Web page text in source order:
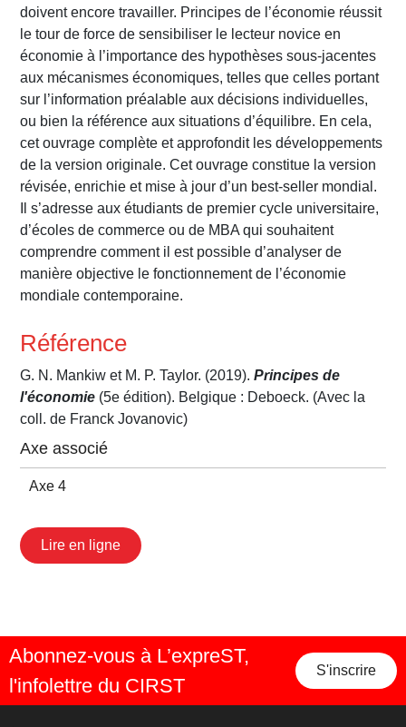
doivent encore travailler. Principes de l’économie réussit
le tour de force de sensibiliser le lecteur novice en
économie à l’importance des hypothèses sous-jacentes
aux mécanismes économiques, telles que celles portant
sur l’information préalable aux décisions individuelles,
ou bien la référence aux situations d’équilibre. En cela,
cet ouvrage complète et approfondit les développements
de la version originale. Cet ouvrage constitue la version
révisée, enrichie et mise à jour d’un best-seller mondial.
Il s’adresse aux étudiants de premier cycle universitaire,
d’écoles de commerce ou de MBA qui souhaitent
comprendre comment il est possible d’analyser de
manière objective le fonctionnement de l’économie
mondiale contemporaine.
Référence
G. N. Mankiw et M. P. Taylor. (2019).Principes de
l'économie (5e édition). Belgique : Deboeck. (Avec la
coll. de Franck Jovanovic)
Axe associé
Axe 4
Lire en ligne
Abonnez-vous à L’expreST,
l'infolettre du CIRST
S'inscrire